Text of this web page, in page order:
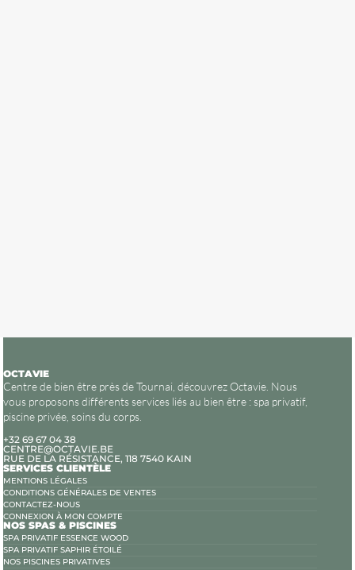
OCTAVIE
Centre de bien être près de Tournai, découvrez Octavie. Nous
vous proposons différents services liés au bien être : spa privatif,
piscine privée, soins du corps.
+32 69 67 04 38
CENTRE@OCTAVIE.BE
RUE DE LA RÉSISTANCE, 118 7540 KAIN
SERVICES CLIENTÈLE
MENTIONS LÉGALES
CONDITIONS GÉNÉRALES DE VENTES
CONTACTEZ-NOUS
CONNEXION À MON COMPTE
NOS SPAS & PISCINES
SPA PRIVATIF ESSENCE WOOD
SPA PRIVATIF SAPHIR ÉTOILÉ
NOS PISCINES PRIVATIVES